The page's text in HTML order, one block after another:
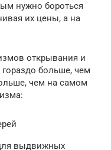
нужно бороться
их цены, а на
открывания и
больше, чем
чем на самом
выдвижных